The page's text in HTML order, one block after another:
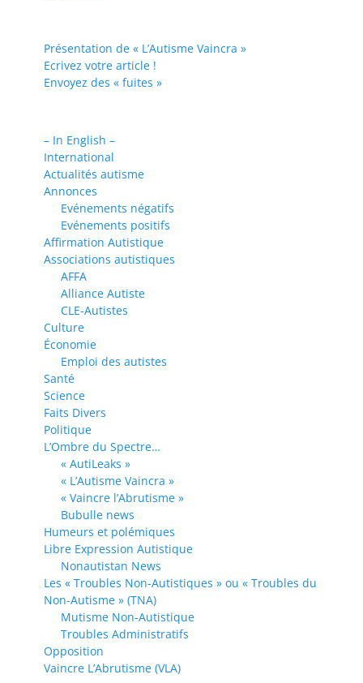
Présentation de « L’Autisme Vaincra »
Ecrivez votre article !
Envoyez des « fuites »
– In English –
International
Actualités autisme
Annonces
Evénements négatifs
Evénements positifs
Affirmation Autistique
Associations autistiques
AFFA
Alliance Autiste
CLE-Autistes
Culture
Économie
Emploi des autistes
Santé
Science
Faits Divers
Politique
L’Ombre du Spectre…
« AutiLeaks »
« L’Autisme Vaincra »
« Vaincre l’Abrutisme »
Bubulle news
Humeurs et polémiques
Libre Expression Autistique
Nonautistan News
Les « Troubles Non-Autistiques » ou « Troubles du
Non-Autisme » (TNA)
Mutisme Non-Autistique
Troubles Administratifs
Opposition
Vaincre L’Abrutisme (VLA)